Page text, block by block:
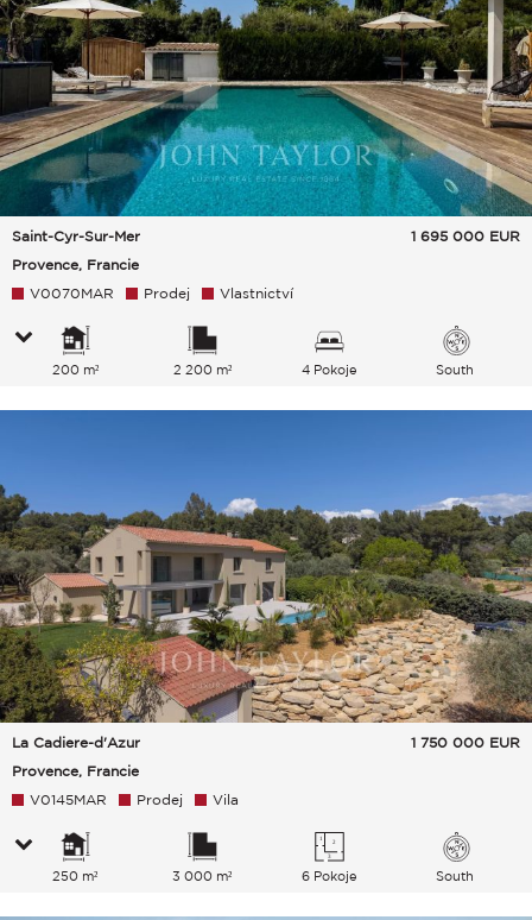
Saint-Cyr-Sur-Mer
Provence, Francie
1 695 000 EUR
V0070MAR Prodej Vlastnictví
200 m² 2 200 m² 4 Pokoje South
La Cadiere-d'Azur
Provence, Francie
1 750 000 EUR
V0145MAR Prodej Vila
250 m² 3 000 m² 6 Pokoje South